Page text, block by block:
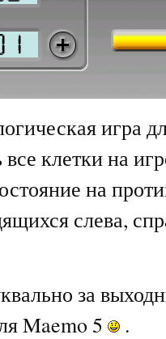
игра
клетки на
на
слева,
за
Maemo 5
.